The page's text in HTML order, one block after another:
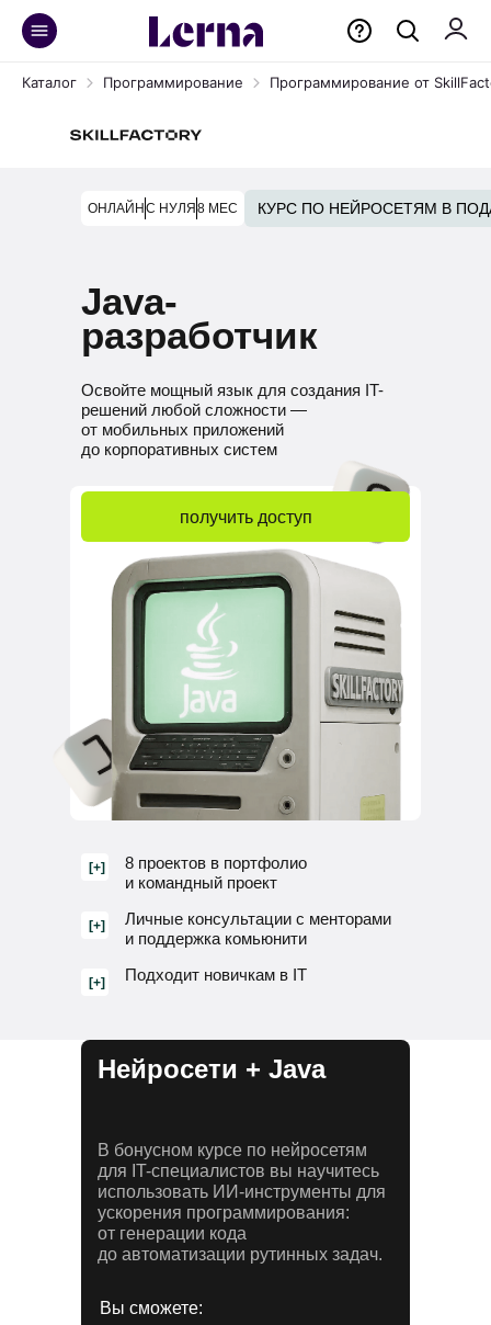
Каталог Программирование Программирование от
Java-
разработчик
Освойте мощный язык для создания IT-
решений любой сложности —
от мобильных приложений
до корпоративных систем
получить доступ
ОНЛАЙН С НУЛЯ 8 МЕС КУРС ПО НЕЙРОСЕТЯМ В
[+]
8 проектов в портфолио
и командный проект
[+]
Личные консультации с менторами
и поддержка комьюнити
[+] Подходит новичкам в IT
Нейросети + Java
В бонусном курсе по нейросетям
для IT-специалистов вы научитесь
использовать ИИ-инструменты для
ускорения программирования:
от генерации кода
до автоматизации рутинных задач.
Вы сможете: